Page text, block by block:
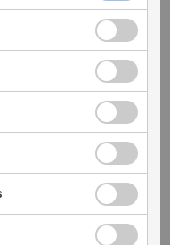
+46 70 553 7551
en patenterad ny
som beröringsfritt,
fukthalt,
används bland
cookies
checkbox
Functional
cookies
checkbox
Cookies
for
statistics
checkbox
cookies
checkbox
Cookies
for
ad-
tracking
Ad
user
Personalized